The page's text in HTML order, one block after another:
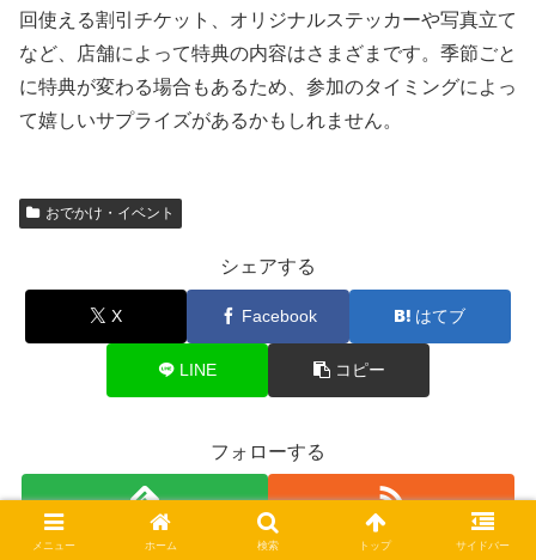
回使える割引チケット、オリジナルステッカーや写真立て
など、店舗によって特典の内容はさまざまです。季節ごと
に特典が変わる場合もあるため、参加のタイミングによっ
て嬉しいサプライズがあるかもしれません。
おでかけ・イベント
シェアする
X Facebook はてブ
LINE コピー
フォローする
メニュー ホーム 検索 トップ サイドバー